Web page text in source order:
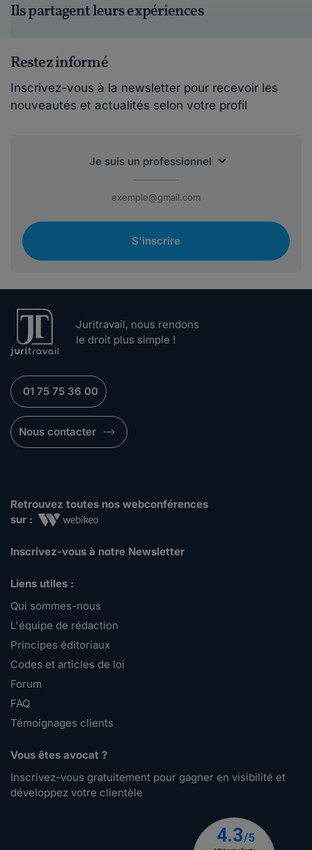
Ils partagent leurs expériences
Restez informé
Inscrivez-vous à la newsletter pour recevoir les
nouveautés et actualités selon votre profil
S'inscrire
Juritravail, nous rendons
le droit plus simple !
01 75 75 36 00
Nous contacter
Retrouvez toutes nos webconférences
sur :
Inscrivez-vous à notre Newsletter
Liens utiles :
Qui sommes-nous
L'équipe de rédaction
Principes éditoriaux
Codes et articles de loi
Forum
FAQ
Témoignages clients
Vous êtes avocat ?
Inscrivez-vous gratuitement pour gagner en visibilité et
développez votre clientèle